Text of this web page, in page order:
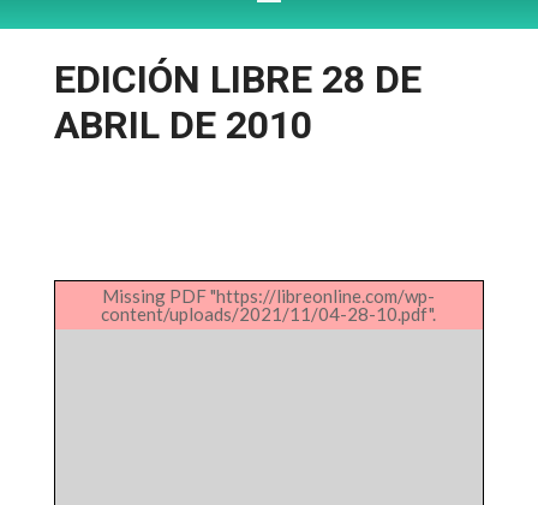
EDICIÓN LIBRE 28 DE
ABRIL DE 2010
Missing PDF "https://libreonline.com/wp-
content/uploads/2021/11/04-28-10.pdf".